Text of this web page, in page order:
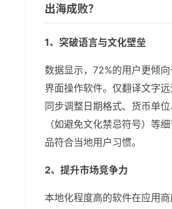
出海成败？
1、突破语言与文化壁垒
数据显示，72%的用户更倾
界面操作软件。仅翻译文字
同步调整日期格式、货币单
（如避免文化禁忌符号）等
品符合当地用户习惯。
2、提升市场竞争力
本地化程度高的软件在应用商